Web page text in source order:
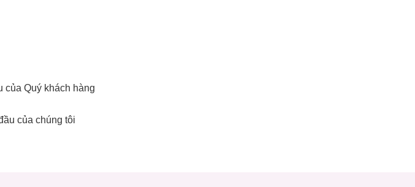
của Quý khách hàng
của chúng tôi